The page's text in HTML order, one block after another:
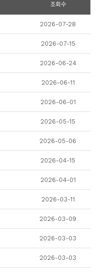
조회수
2026-07-28
2026-07-15
2026-06-24
2026-06-11
2026-06-01
2026-05-15
2026-05-06
2026-04-15
2026-04-01
2026-03-11
2026-03-09
2026-03-03
2026-03-03